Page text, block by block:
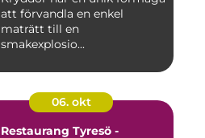
att förvandla en enkel
maträtt till en
smakexplosio...
06. okt
Restaurang Tyresö -